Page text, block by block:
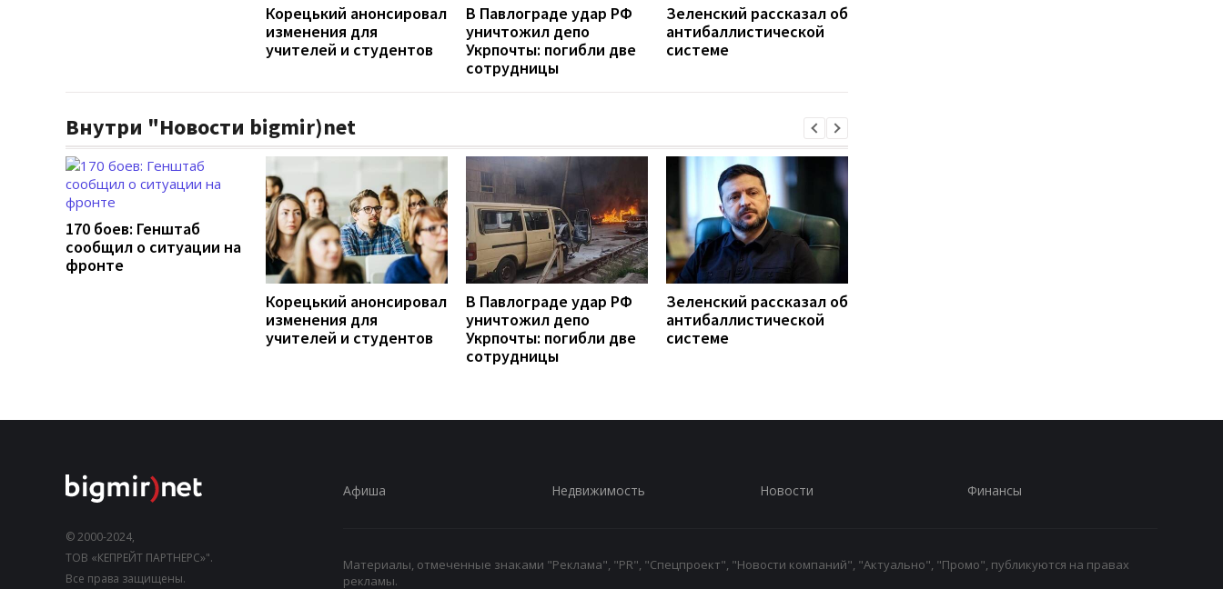
Корецький анонсировал
изменения для
учителей и студентов
В Павлограде удар РФ
уничтожил депо
Укрпочты: погибли две
сотрудницы
Зеленский рассказал об
антибаллистической
системе
Внутри "Новости bigmir)net
170 боев: Генштаб
сообщил о ситуации на
фронте
Корецький анонсировал
изменения для
учителей и студентов
В Павлограде удар РФ
уничтожил депо
Укрпочты: погибли две
сотрудницы
Зеленский рассказал об
антибаллистической
системе
© 2000-2024,
ТОВ «КЕПРЕЙТ ПАРТНЕРС»".
Все права защищены.
Афиша Недвижимость Новости Финансы
Материалы, отмеченные знаками "Реклама", "PR", "Спецпроект", "Новости компаний", "Актуально", "Промо", публикуются на правах
рекламы.